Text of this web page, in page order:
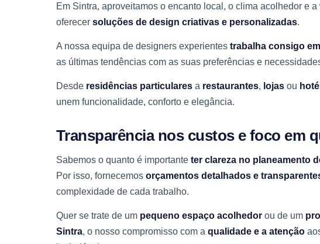
Em Sintra, aproveitamos o encanto local, o clima acolhedor e
oferecer soluções de design criativas e personalizadas.
A nossa equipa de designers experientes trabalha consigo
as últimas tendências com as suas preferências e
Desde residências particulares a restaurantes, lojas ou
unem funcionalidade, conforto e elegância.
Transparência nos custos e foco em
Sabemos o quanto é importante ter clareza no planeamento
Por isso, fornecemos orçamentos detalhados e
complexidade de cada trabalho.
Quer se trate de um pequeno espaço acolhedor ou de um
Sintra, o nosso compromisso com a qualidade e a atenção